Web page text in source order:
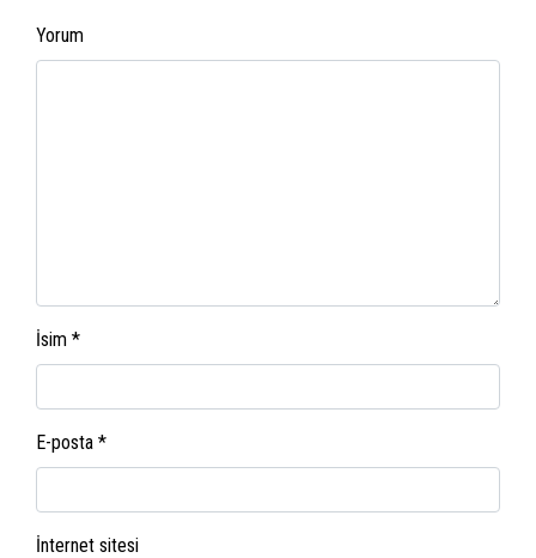
Yorum
İsim *
E-posta *
İnternet sitesi